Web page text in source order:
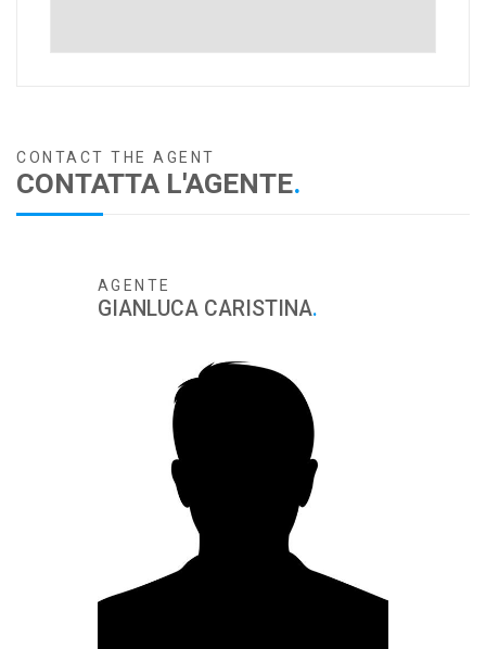
CONTACT THE AGENT
CONTATTA L'AGENTE.
AGENTE
GIANLUCA CARISTINA.